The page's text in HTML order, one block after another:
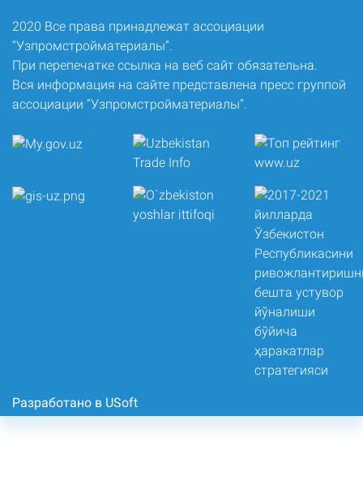
2020 Все права принадлежат ассоциации
“Узпромстройматериалы”.
При перепечатке ссылка на веб сайт обязательна.
Вся информация на сайте представлена пресс группой
ассоциации “Узпромстройматериалы”.
Разработано в USoft